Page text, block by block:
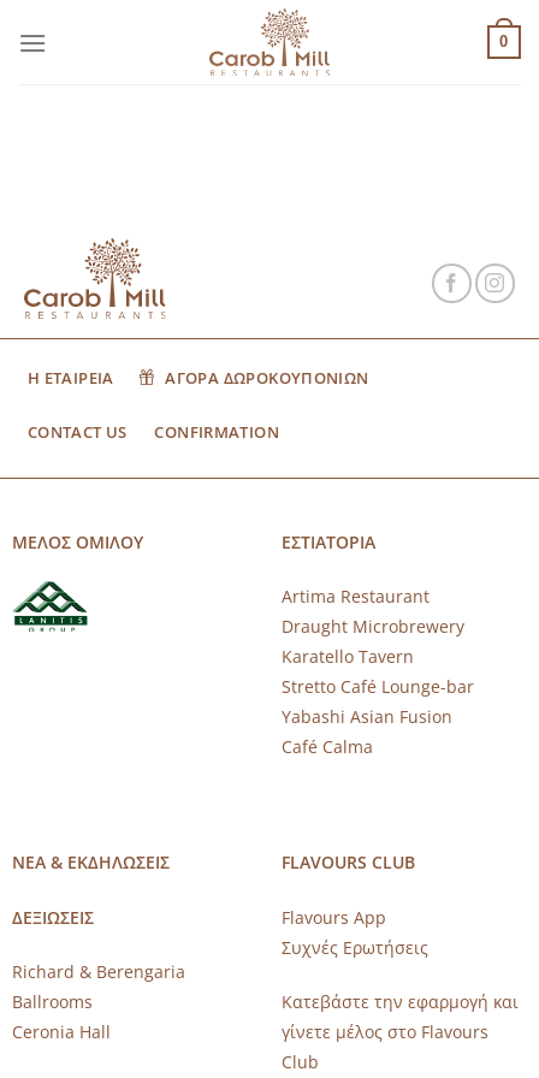
στο
0
Η ΕΤΑΙΡΕΙΑ ΑΓΟΡΑ ΔΩΡΟΚΟΥΠΟΝΙΩΝ
CONTACT US CONFIRMATION
ΜΕΛΟΣ ΟΜΙΛΟΥ ΕΣΤΙΑΤΟΡΙΑ
Artima Restaurant
Draught Microbrewery
Karatello Tavern
Stretto Café Lounge-bar
Yabashi Asian Fusion
Café Calma
ΝΕΑ & ΕΚΔΗΛΩΣΕΙΣ
ΔΕΞΙΩΣΕΙΣ
Richard & Berengaria
Ballrooms
Ceronia Hall
FLAVOURS CLUB
Flavours App
Συχνές Ερωτήσεις
Κατεβάστε την εφαρμογή και
γίνετε μέλος στο Flavours
Club